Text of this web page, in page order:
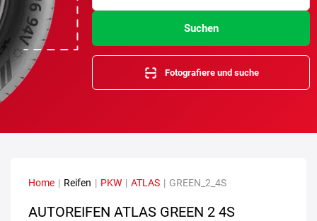
Suchen
Fotografiere und suche
Home | Reifen | PKW | ATLAS | GREEN_2_4S
AUTOREIFEN ATLAS GREEN 2 4S